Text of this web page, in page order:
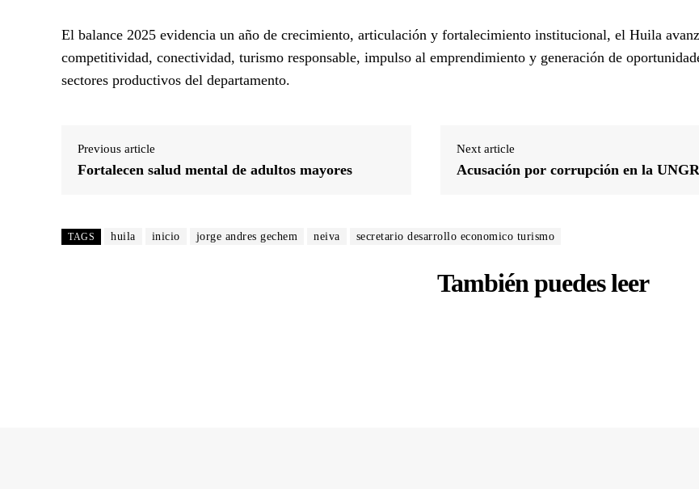
El balance 2025 evidencia un año de crecimiento, articulación y fortalecimiento institucional, el Huila
competitividad, conectividad, turismo responsable, impulso al emprendimiento y generación de
sectores productivos del departamento.
Previous article
Fortalecen salud mental de adultos mayores
Next article
Acusación por corrupción en la
TAGS huila inicio jorge andres gechem neiva secretario desarrollo economico turismo
También puedes leer